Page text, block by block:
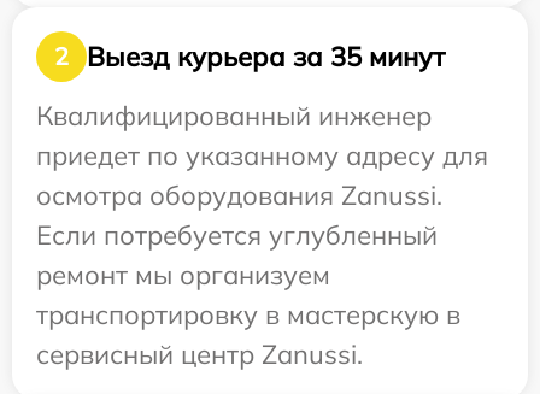
2
Выезд курьера за 35 минут
Квалифицированный инженер
приедет по указанному адресу для
осмотра оборудования Zanussi.
Если потребуется углубленный
ремонт мы организуем
транспортировку в мастерскую в
сервисный центр Zanussi.